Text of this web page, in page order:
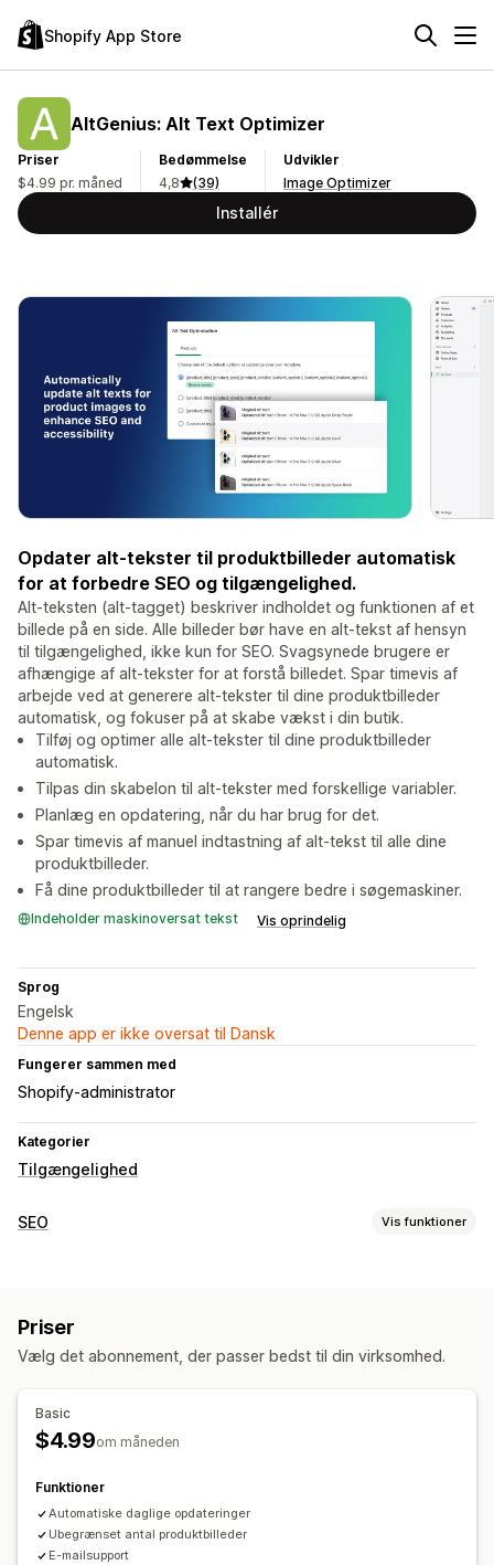
Shopify App Store
AltGenius: Alt Text Optimizer
Priser
$4.99 pr. måned
Bedømmelse
4,8
(39)
Udvikler
Image Optimizer
Installér
Opdater alt-tekster til produktbilleder automatisk
for at forbedre SEO og tilgængelighed.
Alt-teksten (alt-tagget) beskriver indholdet og funktionen af et
billede på en side. Alle billeder bør have en alt-tekst af hensyn
til tilgængelighed, ikke kun for SEO. Svagsynede brugere er
afhængige af alt-tekster for at forstå billedet. Spar timevis af
arbejde ved at generere alt-tekster til dine produktbilleder
automatisk, og fokuser på at skabe vækst i din butik.
Tilføj og optimer alle alt-tekster til dine produktbilleder
automatisk.
Tilpas din skabelon til alt-tekster med forskellige variabler.
Planlæg en opdatering, når du har brug for det.
Spar timevis af manuel indtastning af alt-tekst til alle dine
produktbilleder.
Få dine produktbilleder til at rangere bedre i søgemaskiner.
Indeholder maskinoversat tekst Vis oprindelig
Sprog
Engelsk
Denne app er ikke oversat til Dansk
Fungerer sammen med
Shopify-administrator
Kategorier
Tilgængelighed
SEO Vis funktioner
Priser
Vælg det abonnement, der passer bedst til din virksomhed.
Basic
$4.99om måneden
Funktioner
Automatiske daglige opdateringer
Ubegrænset antal produktbilleder
E-mailsupport